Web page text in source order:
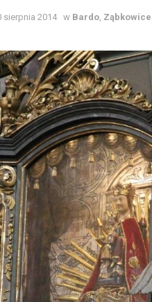
sierpnia 2014 w Bardo